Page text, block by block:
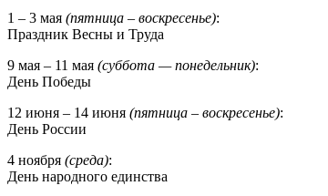
1 – 3 мая (пятница – воскресенье):
Праздник Весны и Труда
9 мая – 11 мая (суббота — понедельник):
День Победы
12 июня – 14 июня (пятница – воскресенье):
День России
4 ноября (среда):
День народного единства